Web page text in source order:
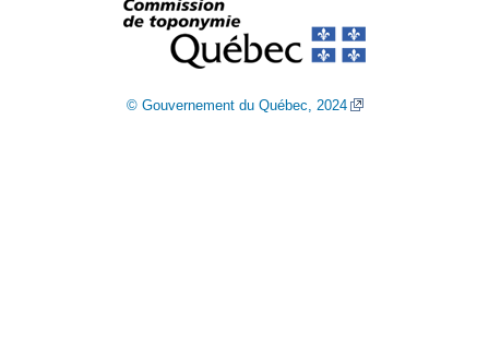
© Gouvernement du Québec, 2024